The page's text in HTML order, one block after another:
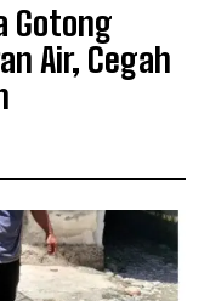
Gotong
Air, Cegah